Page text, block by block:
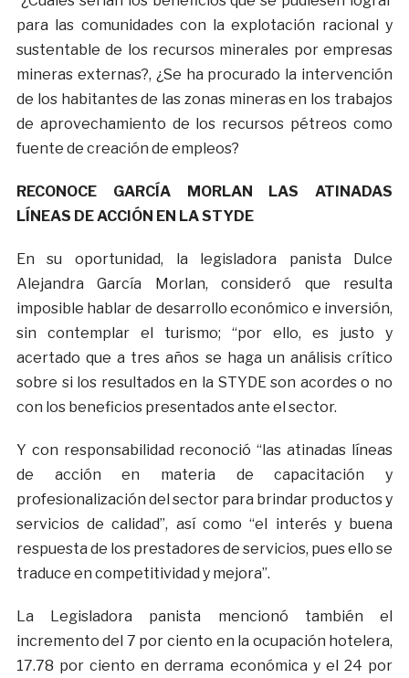
para las comunidades con la explotación racional y
sustentable de los recursos minerales por empresas
mineras externas?, ¿Se ha procurado la intervención
de los habitantes de las zonas mineras en los trabajos
de aprovechamiento de los recursos pétreos como
fuente de creación de empleos?
RECONOCE GARCÍA MORLAN LAS ATINADAS
LÍNEAS DE ACCIÓN EN LA STYDE
En su oportunidad, la legisladora panista Dulce
Alejandra García Morlan, consideró que resulta
imposible hablar de desarrollo económico e inversión,
sin contemplar el turismo; “por ello, es justo y
acertado que a tres años se haga un análisis crítico
sobre si los resultados en la STYDE son acordes o no
con los beneficios presentados ante el sector.
Y con responsabilidad reconoció “las atinadas líneas
de acción en materia de capacitación y
profesionalización del sector para brindar productos y
servicios de calidad”, así como “el interés y buena
respuesta de los prestadores de servicios, pues ello se
traduce en competitividad y mejora”.
La Legisladora panista mencionó también el
incremento del 7 por ciento en la ocupación hotelera,
17.78 por ciento en derrama económica y el 24 por